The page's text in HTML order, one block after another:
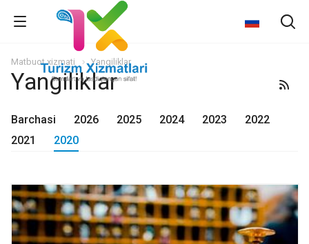
Matbuot xizmati Yangiliklar
Yangiliklar
Barchasi 2026 2025 2024 2023
2022
2021
2020